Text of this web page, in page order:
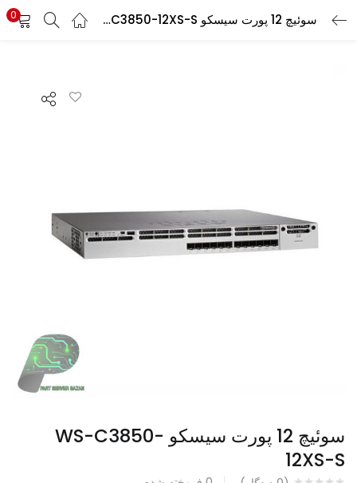
سوئیچ 12 پورت سیسکو WS-C3850-12XS-S 0
سوئیچ 12 پورت سیسکو WS-C3850-
12XS-S